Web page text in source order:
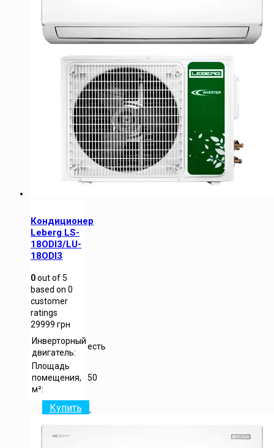
Кондиционер
Leberg LS-
18ODI3/LU-
18ODI3
0out of5
based on 0
customer
ratings
29999 грн
Инверторный
двигатель:
есть
Площадь
помещения,
м²:
50
Купить